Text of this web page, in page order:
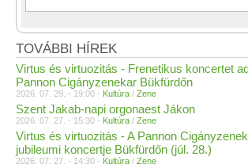
TOVÁBBI HÍREK
Virtus és virtuozitás - Frenetikus koncertet
Pannon Cigányzenekar Bükfürdőn
2026. 07. 29. - 19:00 - Kultúra / Zene
Szent Jakab-napi orgonaest Jákon
2026. 07. 27. - 15:30 - Kultúra / Zene
Virtus és virtuozitás - A Pannon
jubileumi koncertje Bükfürdőn (júl. 28.)
2026. 07. 27. - 14:30 - Kultúra / Zene